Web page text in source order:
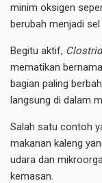
minim oksigen
berubah menjadi
Begitu aktif,
mematikan bernama
bagian paling
langsung di dalam
Salah satu contoh
makanan kaleng
udara dan
kemasan.